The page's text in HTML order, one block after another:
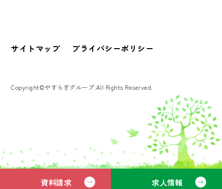
資料請求 求人情報
サイトマップ プライバシーポリシー
Copyright©やすらぎグループ.All Rights Reserved.